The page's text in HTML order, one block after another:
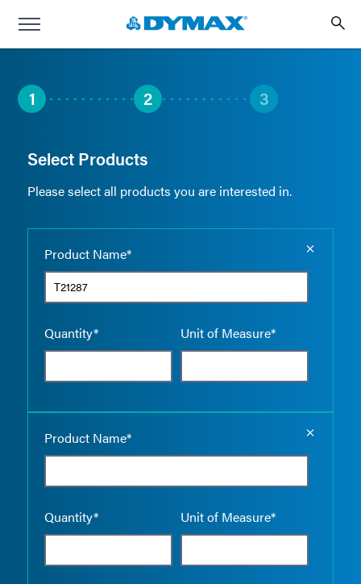
1 2 3
Select Products
Please select all products you are interested in.
Product Name*
Quantity* Unit of Measure*
Product Name*
Quantity* Unit of Measure*